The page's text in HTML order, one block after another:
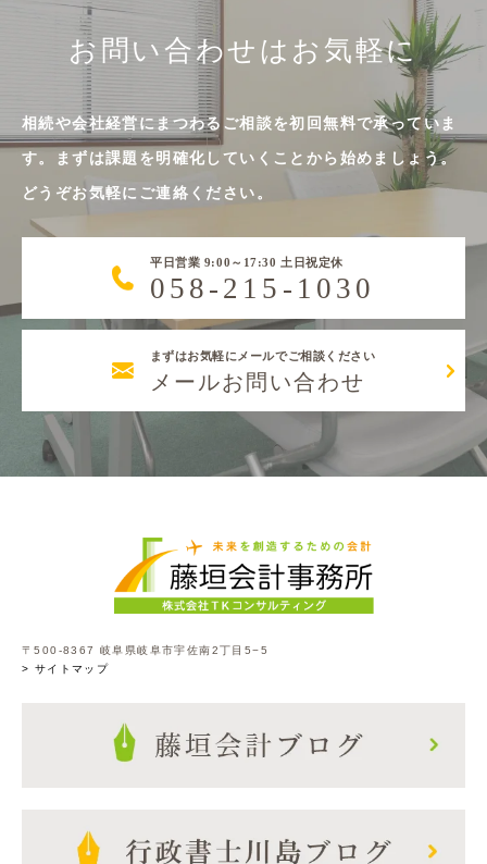
お問い合わせはお気軽に
相続や会社経営にまつわるご相談を初回無料で承っていま
す。まずは課題を明確化していくことから始めましょう。
どうぞお気軽にご連絡ください。
平日営業 9:00～17:30 土日祝定休
058-215-1030
まずはお気軽にメールでご相談ください
メールお問い合わせ
〒500-8367 岐阜県岐阜市宇佐南2丁目5−5
> サイトマップ